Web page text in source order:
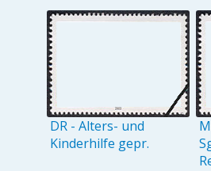
DR - Alters- und
Kinderhilfe gepr.